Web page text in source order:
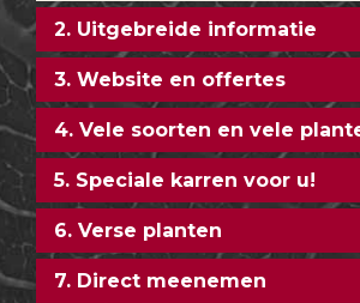
2. Uitgebreide informatie
3. Website en offertes
4. Vele soorten en vele
5. Speciale karren voor u!
6. Verse planten
7. Direct meenemen